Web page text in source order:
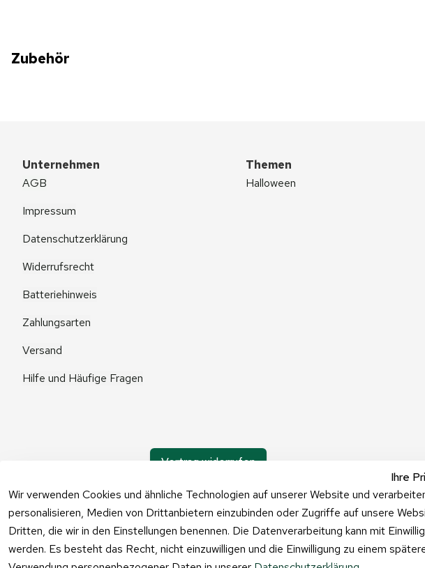
Zubehör
Ihre
Wir verwenden Cookies und ähnliche Technologien auf unserer Website und
personalisieren, Medien von Drittanbietern einzubinden oder Zugriffe auf unsere
Dritten, die wir in den Einstellungen benennen. Die Datenverarbeitung kann mit
werden. Es besteht das Recht, nicht einzuwilligen und die Einwilligung zu einem
Unternehmen
AGB
Impressum
Datenschutzerklärung
Widerrufsrecht
Batteriehinweis
Zahlungsarten
Versand
Hilfe und Häufige Fragen
Themen
Halloween
Vertrag widerrufen